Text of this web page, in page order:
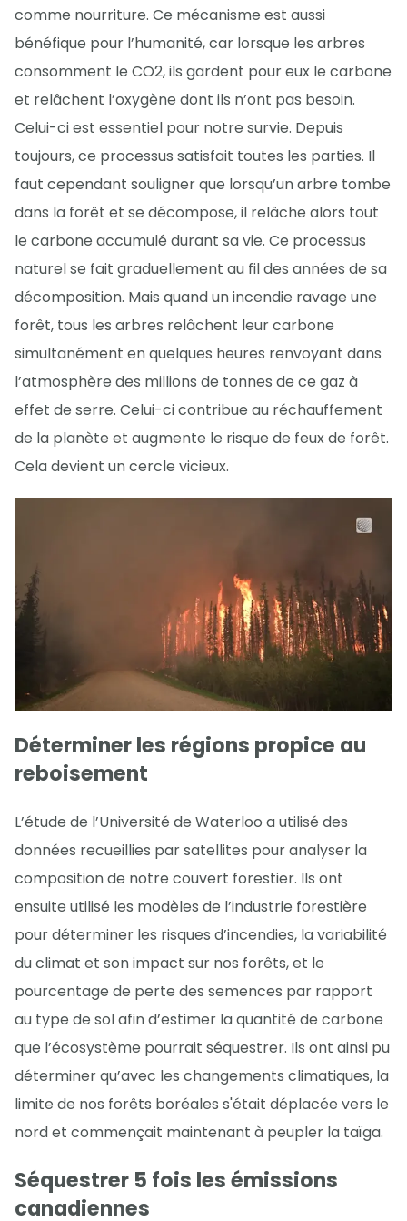
comme nourriture. Ce mécanisme est aussi
bénéfique pour l’humanité, car lorsque les arbres
consomment le CO2, ils gardent pour eux le carbone
et relâchent l’oxygène dont ils n’ont pas besoin.
Celui-ci est essentiel pour notre survie. Depuis
toujours, ce processus satisfait toutes les parties. Il
faut cependant souligner que lorsqu’un arbre tombe
dans la forêt et se décompose, il relâche alors tout
le carbone accumulé durant sa vie. Ce processus
naturel se fait graduellement au fil des années de sa
décomposition. Mais quand un incendie ravage une
forêt, tous les arbres relâchent leur carbone
simultanément en quelques heures renvoyant dans
l’atmosphère des millions de tonnes de ce gaz à
effet de serre. Celui-ci contribue au réchauffement
de la planète et augmente le risque de feux de forêt.
Cela devient un cercle vicieux.
Déterminer les régions propice au
reboisement
L’étude de l’Université de Waterloo a utilisé des
données recueillies par satellites pour analyser la
composition de notre couvert forestier. Ils ont
ensuite utilisé les modèles de l’industrie forestière
pour déterminer les risques d’incendies, la variabilité
du climat et son impact sur nos forêts, et le
pourcentage de perte des semences par rapport
au type de sol afin d’estimer la quantité de carbone
que l’écosystème pourrait séquestrer. Ils ont ainsi pu
déterminer qu’avec les changements climatiques, la
limite de nos forêts boréales s'était déplacée vers le
nord et commençait maintenant à peupler la taïga.
Séquestrer 5 fois les émissions
canadiennes